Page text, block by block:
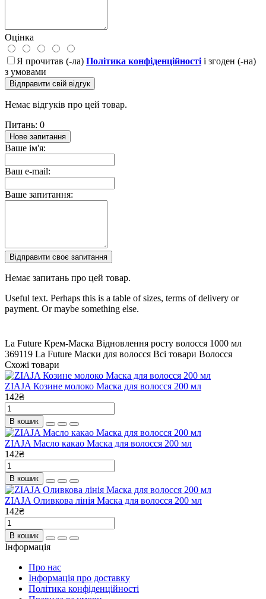
Оцінка
Я прочитав (-ла) Політика конфіденційності і згоден (-на)
з умовами
Відправити свій відгук
Немає відгуків про цей товар.
Питань: 0
Нове запитання
Ваше ім'я:
Ваш e-mail:
Ваше запитання:
Відправити своє запитання
Немає запитань про цей товар.
Useful text. Perhaps this is a table of sizes, terms of delivery or
payment. Or maybe something else.
La Future Крем-Маска Відновлення росту волосся 1000 мл
369119 La Future Маски для волосся Всі товари Волосся
Схожі товари
ZIAJA Козине молоко Маска для волосся 200 мл
142₴
В кошик
ZIAJA Масло какао Маска для волосся 200 мл
142₴
В кошик
ZIAJA Оливкова лінія Маска для волосся 200 мл
142₴
В кошик
Інформація
Про нас
Інформація про доставку
Політика конфіденційності